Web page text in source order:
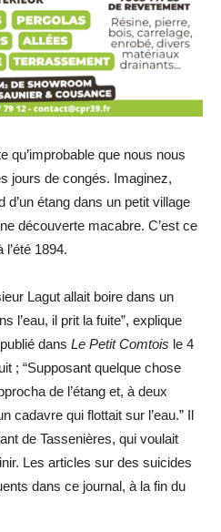
qu’improbable que nous nous
jours de congés. Imaginez,
étang dans un petit village
découverte macabre. C’est ce
1894.
Lagut allait boire dans un
l’eau, il prit la fuite”, explique
dans Le Petit Comtois le 4
; “Supposant quelque chose
de l’étang et, à deux
cadavre qui flottait sur l’eau.” Il
de Tassenières, qui voulait
Les articles sur des suicides
dans ce journal, à la fin du